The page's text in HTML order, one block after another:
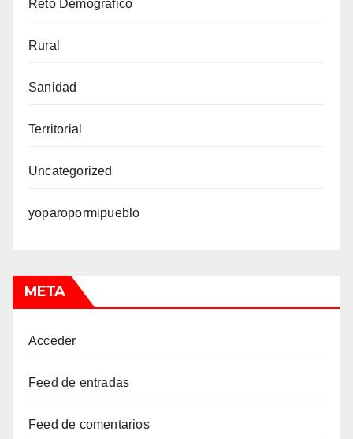
Reto Demográfico
Rural
Sanidad
Territorial
Uncategorized
yoparopormipueblo
META
Acceder
Feed de entradas
Feed de comentarios